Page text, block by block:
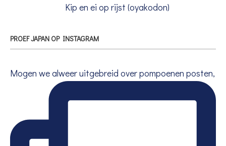
Kip en ei op rijst (oyakodon)
PROEF JAPAN OP INSTAGRAM
Mogen we alweer uitgebreid over pompoenen posten,